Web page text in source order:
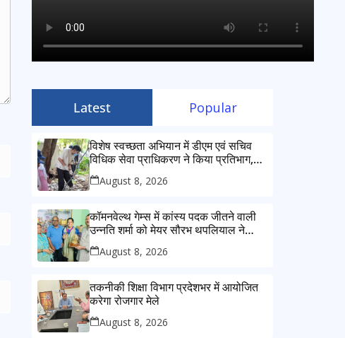
Latest Popular
विशेष स्वच्छता अभियान में डीएम एवं सचिव
विधिक सेवा प्राधिकरण ने किया प्रतिभाग,
100 से अधिक लोग बने इस अभियान का
हिस्सा
August 8, 2026
कॉमनवेल्थ गेम्स में कांस्य पदक जीतने वाली
उन्नति शर्मा को मेयर सौरभ थपलियाल ने
किया सम्मानित
August 8, 2026
तकनीकी शिक्षा विभाग प्रदेशभर में आयोजित
करेगा रोजगार मेले
August 8, 2026